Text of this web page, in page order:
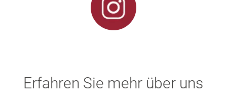
Erfahren Sie mehr über uns